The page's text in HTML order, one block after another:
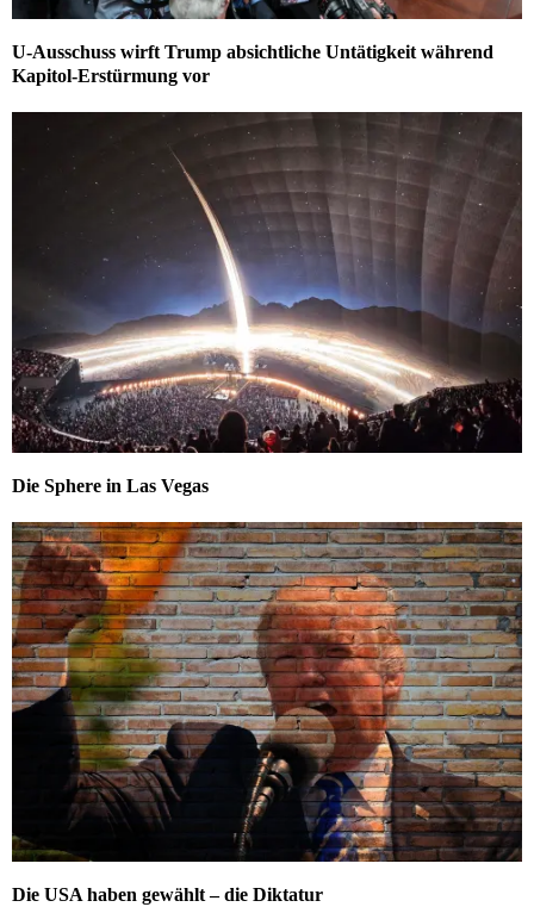
U-Ausschuss wirft Trump absichtliche Untätigkeit während
Kapitol-Erstürmung vor
Die Sphere in Las Vegas
Die USA haben gewählt – die Diktatur